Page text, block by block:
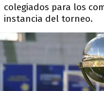
colegiados para los
instancia del torneo.